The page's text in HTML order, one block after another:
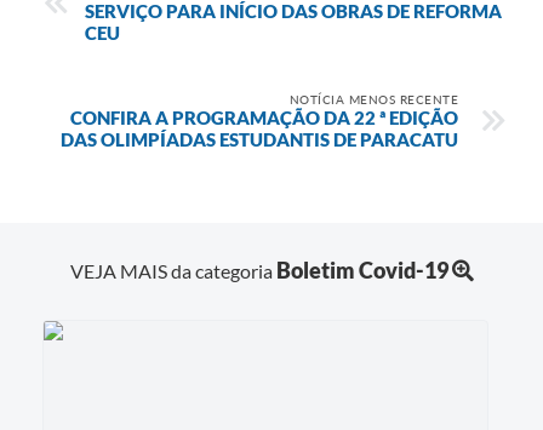
SERVIÇO PARA INÍCIO DAS OBRAS DE REFORMA
CEU
NOTÍCIA MENOS RECENTE
CONFIRA A PROGRAMAÇÃO DA 22 ª EDIÇÃO
DAS OLIMPÍADAS ESTUDANTIS DE PARACATU
VEJA MAIS da categoria Boletim Covid-19